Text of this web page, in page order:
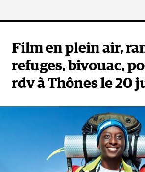
Film en plein air,
refuges, bivouac,
rdv à Thônes le 20